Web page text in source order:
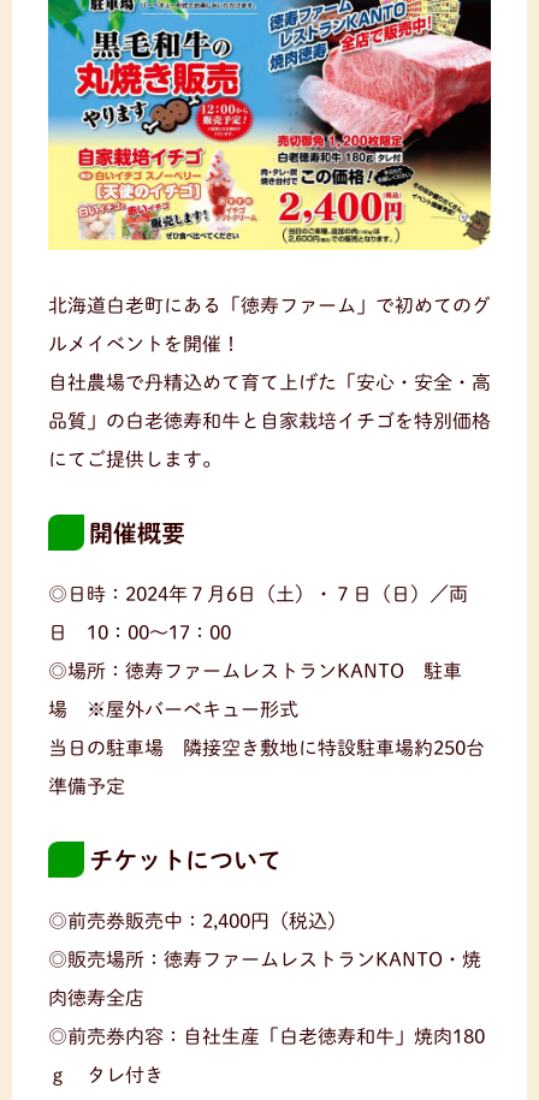
北海道白老町にある「徳寿ファーム」で初めてのグ
ルメイベントを開催！
自社農場で丹精込めて育て上げた「安心・安全・高
品質」の白老徳寿和牛と自家栽培イチゴを特別価格
にてご提供します。
開催概要
◎日時：2024年７月6日（土）・７日（日）／両
日 10：00～17：00
◎場所：徳寿ファームレストランKANTO 駐車
場 ※屋外バーベキュー形式
当日の駐車場 隣接空き敷地に特設駐車場約250台
準備予定
チケットについて
◎前売券販売中：2,400円（税込）
◎販売場所：徳寿ファームレストランKANTO・焼
肉徳寿全店
◎前売券内容：自社生産「白老徳寿和牛」焼肉180
ｇ タレ付き